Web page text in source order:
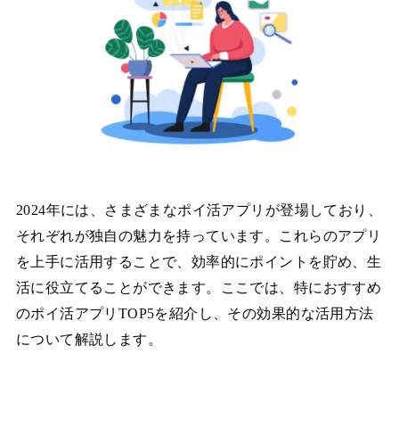
2024年には、さまざまなポイ活アプリが登場しており、
それぞれが独自の魅力を持っています。これらのアプリ
を上手に活用することで、効率的にポイントを貯め、生
活に役立てることができます。ここでは、特におすすめ
のポイ活アプリTOP5を紹介し、その効果的な活用方法
について解説します。